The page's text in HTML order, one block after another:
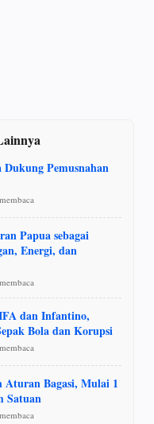
Pemusnahan
Papua sebagai
Energi, dan
dan Infantino,
Bola dan Korupsi
Aturan Bagasi, Mulai 1
Satuan